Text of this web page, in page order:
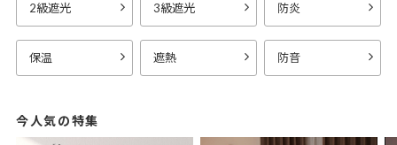
2級遮光 3級遮光 防炎
保温 遮熱 防音
今人気の特集